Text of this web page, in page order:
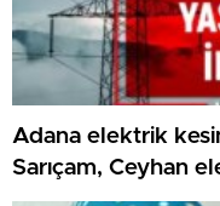
Adana elektrik
Sarıçam, Ceyhan